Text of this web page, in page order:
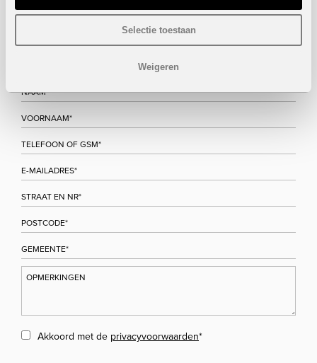
Selectie toestaan
Weigeren
hoogte.
Akkoord met de privacyvoorwaarden*